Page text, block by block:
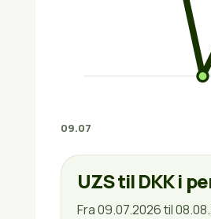
09.07
UZS til DKK i
Fra 09.07.2026 til